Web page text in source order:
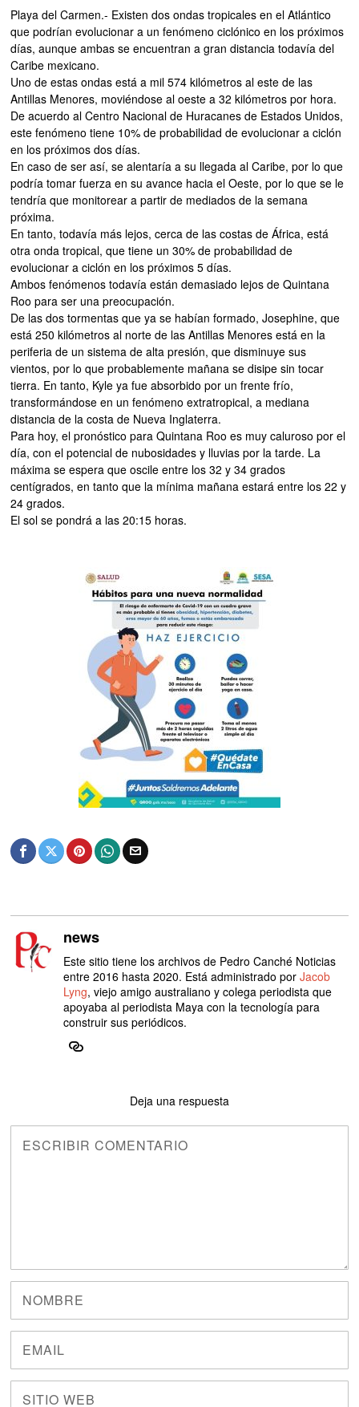
Playa del Carmen.- Existen dos ondas tropicales en el Atlántico
que podrían evolucionar a un fenómeno ciclónico en los próximos
días, aunque ambas se encuentran a gran distancia todavía del
Caribe mexicano.
Uno de estas ondas está a mil 574 kilómetros al este de las
Antillas Menores, moviéndose al oeste a 32 kilómetros por hora.
De acuerdo al Centro Nacional de Huracanes de Estados Unidos,
este fenómeno tiene 10% de probabilidad de evolucionar a ciclón
en los próximos dos días.
En caso de ser así, se alentaría a su llegada al Caribe, por lo que
podría tomar fuerza en su avance hacia el Oeste, por lo que se le
tendría que monitorear a partir de mediados de la semana
próxima.
En tanto, todavía más lejos, cerca de las costas de África, está
otra onda tropical, que tiene un 30% de probabilidad de
evolucionar a ciclón en los próximos 5 días.
Ambos fenómenos todavía están demasiado lejos de Quintana
Roo para ser una preocupación.
De las dos tormentas que ya se habían formado, Josephine, que
está 250 kilómetros al norte de las Antillas Menores está en la
periferia de un sistema de alta presión, que disminuye sus
vientos, por lo que probablemente mañana se disipe sin tocar
tierra. En tanto, Kyle ya fue absorbido por un frente frío,
transformándose en un fenómeno extratropical, a mediana
distancia de la costa de Nueva Inglaterra.
Para hoy, el pronóstico para Quintana Roo es muy caluroso por el
día, con el potencial de nubosidades y lluvias por la tarde. La
máxima se espera que oscile entre los 32 y 34 grados
centígrados, en tanto que la mínima mañana estará entre los 22 y
24 grados.
El sol se pondrá a las 20:15 horas.
news
Este sitio tiene los archivos de Pedro Canché Noticias
entre 2016 hasta 2020. Está administrado porJacob
Lyng, viejo amigo australiano y colega periodista que
apoyaba al periodista Maya con la tecnología para
construir sus periódicos.
Deja una respuesta